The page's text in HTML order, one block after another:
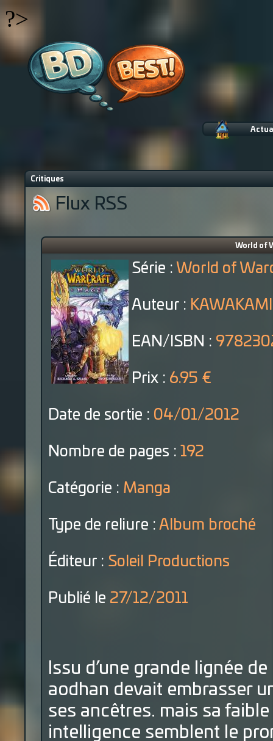
?>
Critiques
Flux RSS
World of
Série : World of
Auteur :
EAN/ISBN :
Prix : 6.95 €
Date de sortie : 04/01/2012
Nombre de pages : 192
Catégorie : Manga
Type de reliure : Album broché
Éditeur : Soleil Productions
Publié le 27/12/2011
Issu d’une grande lignée
aodhan devait embrasser
ses ancêtres. mais sa
intelligence semblent le